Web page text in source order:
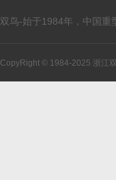
双鸟-始于1984年，中国重
CopyRight © 1984-2025 浙江